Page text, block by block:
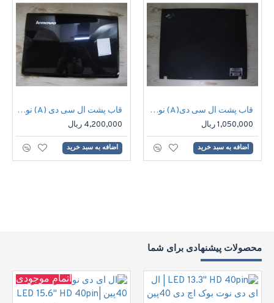
قاب پشت ال سی دی(A) نوت بوک لنوو Notebook Lenovo T60
1,050,000 ریال
اضافه به سبد خرید
قاب پشت ال سی دی (A) نوت بوک لنوو Notebook Lenovo G560
4,200,000 ریال
اضافه به سبد خرید
محصولات پیشنهادی برای شما
اتمام موجودی